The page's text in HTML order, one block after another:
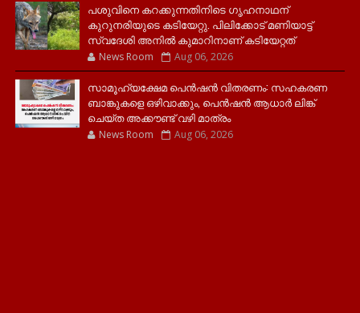
പശുവിനെ കറക്കുന്നതിനിടെ ഗൃഹനാഥന്
കുറുനരിയുടെ കടിയേറ്റു. പിലിക്കോട് മണിയാട്ട്
സ്വദേശി അനിൽ കുമാറിനാണ് കടിയേറ്റത്
News Room Aug 06, 2026
സാമൂ​ഹ്യക്ഷേമ പെൻഷൻ വിതരണം: സഹകരണ
ബാങ്കുകളെ ഒഴിവാക്കും, പെൻഷൻ ആധാർ‌ ലിങ്ക്
ചെയ്ത അക്കൗണ്ട് വഴി മാത്രം
News Room Aug 06, 2026